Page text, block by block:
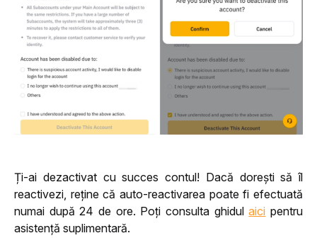
Ți-ai dezactivat cu succes contul! Dacă dorești să îl
reactivezi, reține că auto-reactivarea poate fi efectuată
numai după 24 de ore. Poți consulta ghidul aici pentru
asistență suplimentară.